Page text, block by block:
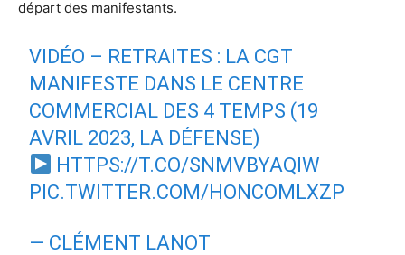
départ des manifestants.
VIDÉO – RETRAITES : LA CGT
MANIFESTE DANS LE CENTRE
COMMERCIAL DES 4 TEMPS (19
AVRIL 2023, LA DÉFENSE)
HTTPS://T.CO/SNMVBYAQIW
PIC.TWITTER.COM/HONCOMLXZP
— CLÉMENT LANOT